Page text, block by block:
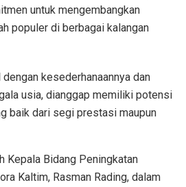
untuk mengembangkan
populer di berbagai kalangan
kesederhanaannya dan
usia, dianggap memiliki potensi
baik dari segi prestasi maupun
Kepala Bidang Peningkatan
Kaltim, Rasman Rading, dalam